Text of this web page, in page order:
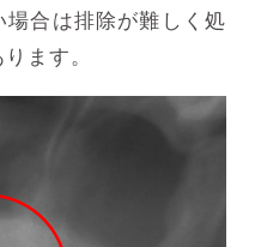
合は排除が難しく処
ます。